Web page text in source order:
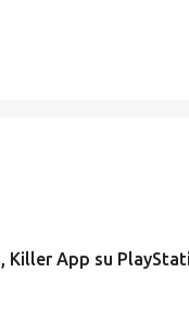
Killer App su